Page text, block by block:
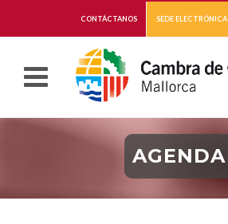
CONTÁCTANOS SEDE ELECTRÓNICA
AGENDA